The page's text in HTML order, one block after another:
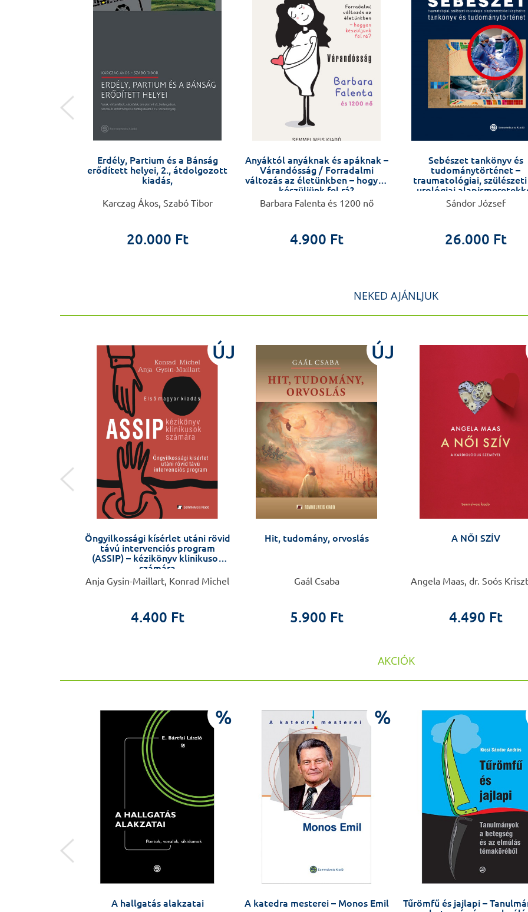
Erdély, Partium és a Bánság
erődített helyei, 2., átdolgozott
kiadás,
Karczag Ákos, Szabó Tibor
20.000 Ft
Anyáktól anyáknak és apáknak –
Várandósság / Forradalmi
változás az életünkben – hogyan
készüljünk fel rá?
Barbara Falenta és 1200 nő
4.900 Ft
Sebészet tankönyv és
tudománytörténet –
traumatológiai, szülészeti
urológiai
kiegészítve –
Sándor József
26.000 Ft
NEKED AJÁNLJUK
ÚJ
Öngyilkossági kísérlet utáni rövid
távú intervenciós program
(ASSIP) – kézikönyv klinikusok
számára
Anja Gysin-Maillart, Konrad Michel
4.400 Ft
ÚJ
Hit, tudomány, orvoslás
Gaál Csaba
5.900 Ft
A NŐI SZÍV
Angela Maas, dr. Soós
4.490 Ft
AKCIÓK
%
A hallgatás alakzatai
%
A katedra mesterei – Monos Emil
Tűrömfű és jajlapi –